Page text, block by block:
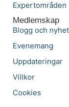
Expertområden
Medlemskap
Blogg och
Evenemang
Uppdateringar
Villkor
Cookies